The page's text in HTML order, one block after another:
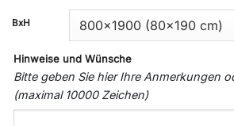
BxH
Hinweise und Wünsche
Bitte geben Sie hier Ihre Anmerkungen
(maximal 10000 Zeichen)